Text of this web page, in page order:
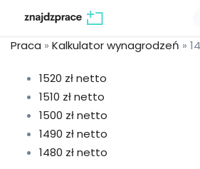
Praca » Kalkulator wynagrodzeń »
1520 zł netto
1510 zł netto
1500 zł netto
1490 zł netto
1480 zł netto